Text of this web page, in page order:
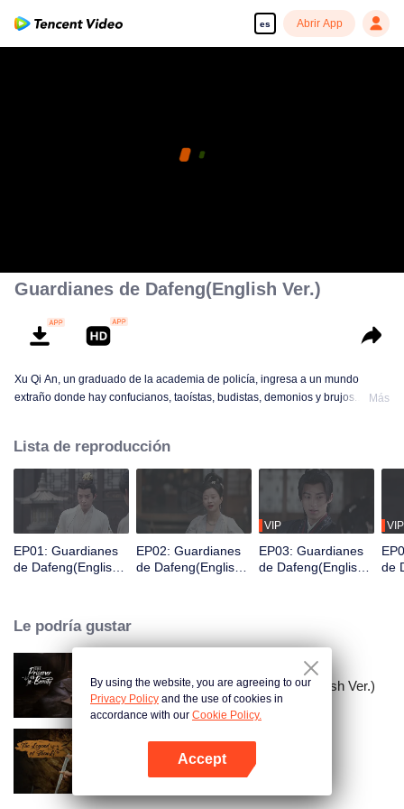
es Abrir App
Guardianes de Dafeng(English Ver.)
Xu Qi An, un graduado de la academia de policía, ingresa a un mundo
extraño donde hay confucianos, taoístas, budistas, demonios y brujos.
organización de guardianes para cambiar su destino y así convertirse en un
Guardián.
Más
Lista de reproducción
EP01: Guardianes
de Dafeng(English
EP02: Guardianes
de Dafeng(English
VIP
EP03: Guardianes
de Dafeng(English
VIP
de
Le podría gustar
El Prisionero de la Belleza (English Ver.)
La leyenda de ShenLi
By using the website, you are agreeing to our
Privacy Policy and the use of cookies in
accordance with our Cookie Policy.
Accept